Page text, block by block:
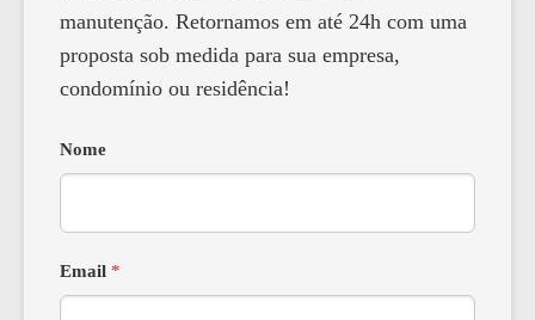
manutenção. Retornamos em até 24h com uma
proposta sob medida para sua empresa,
condomínio ou residência!
Nome
Email *